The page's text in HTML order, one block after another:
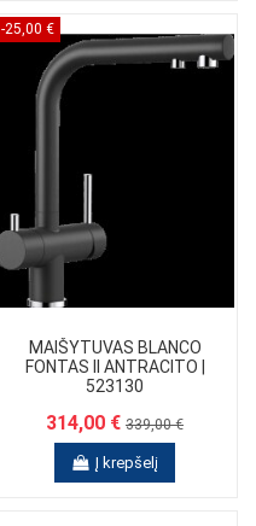
-25,00 €
MAIŠYTUVAS BLANCO
FONTAS II ANTRACITO |
523130
314,00 € 339,00 €
Į krepšelį